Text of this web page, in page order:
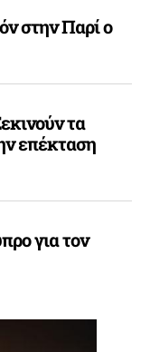
στην Παρί ο
τα
επέκταση
για τον